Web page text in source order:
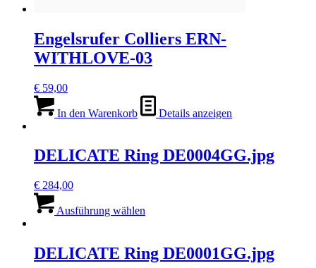
Engelsrufer Colliers ERN-
WITHLOVE-03
€ 59,00
In den Warenkorb Details anzeigen
DELICATE Ring DE0004GG.jpg
€ 284,00
Ausführung wählen
Varianten
auf.
DELICATE Ring DE0001GG.jpg